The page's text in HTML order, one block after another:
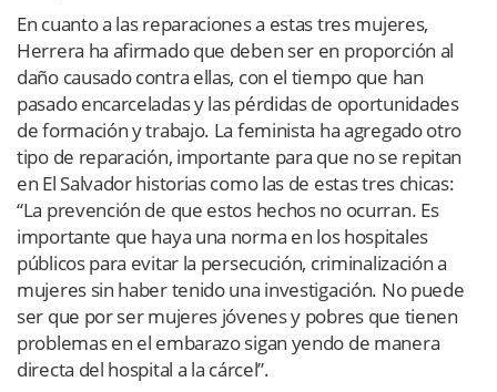
En cuanto a las reparaciones a estas tres mujeres,
Herrera ha afirmado que deben ser en proporción al
daño causado contra ellas, con el tiempo que han
pasado encarceladas y las pérdidas de oportunidades
de formación y trabajo. La feminista ha agregado otro
tipo de reparación, importante para que no se repitan
en El Salvador historias como las de estas tres chicas:
“La prevención de que estos hechos no ocurran. Es
importante que haya una norma en los hospitales
públicos para evitar la persecución, criminalización a
mujeres sin haber tenido una investigación. No puede
ser que por ser mujeres jóvenes y pobres que tienen
problemas en el embarazo sigan yendo de manera
directa del hospital a la cárcel”.